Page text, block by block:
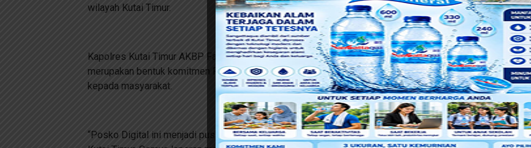
wilayah Kutai Timur.
Kapolres Kutai Timur AKBP Fauzan Arianto mengatakan keberadaan Posko Digital Command Center
merupakan bentuk komitmen Polres Kutim dalam menghadirkan pelayanan cepat, modern, dan responsif
kepada masyarakat.
“Posko Digital ini menjadi pusat kendali pelayanan masyarakat dan pemantauan situasi kamtibmas di